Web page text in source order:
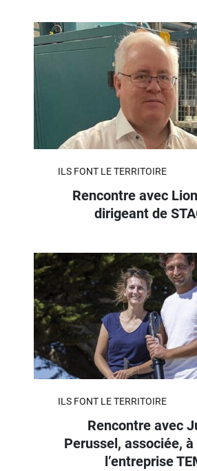
ILS FONT LE TERRITOIRE
Rencontre avec
dirigeant de
ILS FONT LE TERRITOIRE
Rencontre avec
Perussel, associée,
l’entreprise